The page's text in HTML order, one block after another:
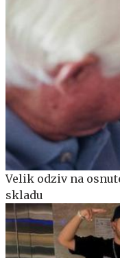
Velik odziv na
skladu